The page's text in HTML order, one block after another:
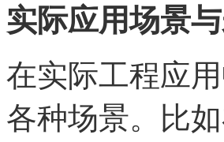
实际应用场景
在实际工程应
各种场景。比